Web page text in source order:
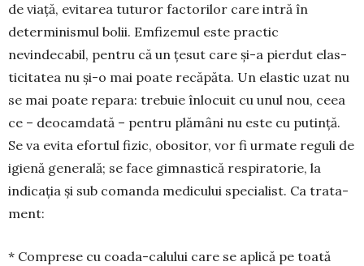
de viață, evitarea tuturor factorilor care intră în
determinismul bolii. Emfiz­emul este practic
nevindecabil, pentru că un țesut care și-a pierdut elas­
ticitatea nu și-o mai poate recăpăta. Un elastic uzat nu
se mai poate repara: trebuie înlocuit cu unul nou, ceea
ce – deocamdată – pentru plămâni nu este cu putință.
Se va evita efortul fizic, obositor, vor fi urmate reguli de
igienă generală; se face gimnastică respiratorie, la
indica­ția și sub comanda medicului specialist. Ca trata­
ment:
* Comprese cu coada-calului care se aplică pe toată